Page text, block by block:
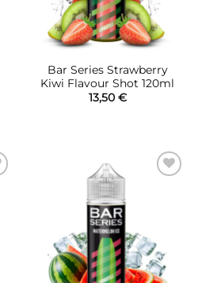
Bar Series Strawberry
Kiwi Flavour Shot 120ml
13,50 €